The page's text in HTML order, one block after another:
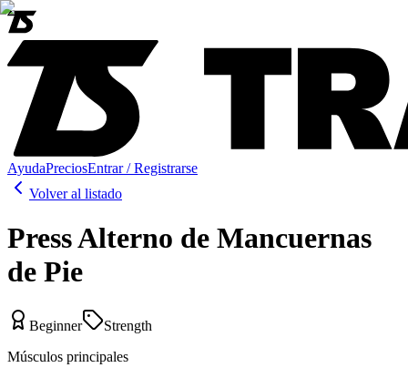
AyudaPreciosEntrar / Registrarse
Volver al listado
Press Alterno de Mancuernas
de Pie
Beginner
Strength
Músculos principales